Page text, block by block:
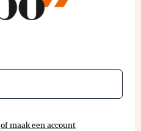
of maak een account